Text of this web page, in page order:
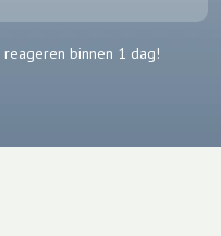
binnen 1 dag!